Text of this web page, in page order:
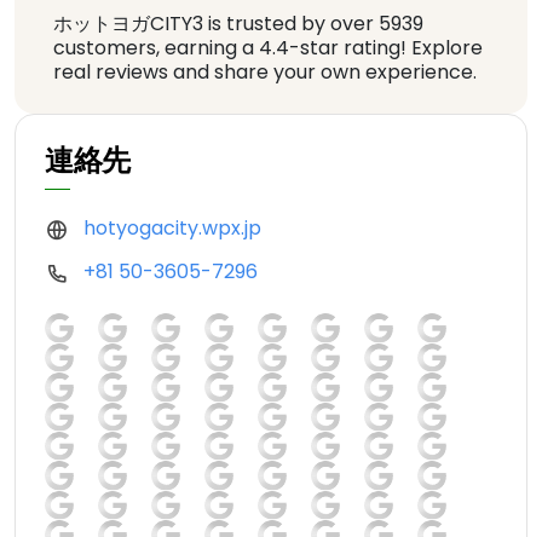
ホットヨガCITY3 is trusted by over 5939
customers, earning a 4.4-star rating! Explore
real reviews and share your own experience.
連絡先
hotyogacity.wpx.jp
+81 50-3605-7296